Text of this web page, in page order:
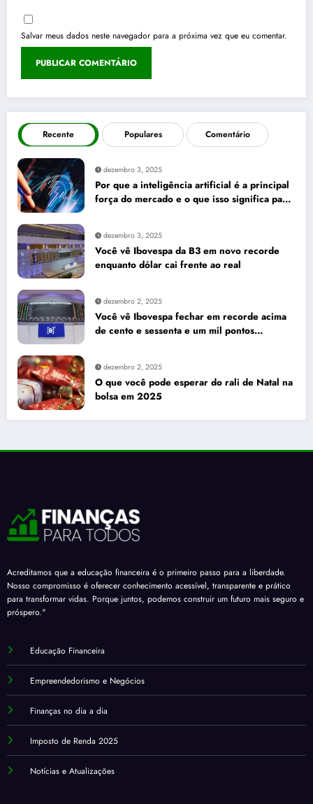
Salvar meus dados neste navegador para a próxima vez que eu comentar.
Recente Populares Comentário
dezembro 3, 2025
Por que a inteligência artificial é a principal
força do mercado e o que isso significa para
dezembro 3, 2025
Você vê Ibovespa da B3 em novo recorde
enquanto dólar cai frente ao real
dezembro 2, 2025
Você vê Ibovespa fechar em recorde acima
de cento e sessenta e um mil pontos
dezembro 2, 2025
O que você pode esperar do rali de Natal na
bolsa em 2025
Acreditamos que a educação financeira é o primeiro passo para a liberdade.
Nosso compromisso é oferecer conhecimento acessível, transparente e prático
para transformar vidas. Porque juntos, podemos construir um futuro mais seguro e
próspero."
Educação Financeira
Empreendedorismo e Negócios
Finanças no dia a dia
Imposto de Renda 2025
Notícias e Atualizações